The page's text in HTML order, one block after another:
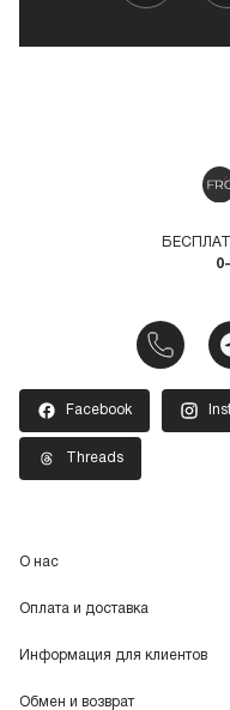
Facebook
Threads
О нас
Оплата и доставка
Информация для клиентов
Обмен и возврат